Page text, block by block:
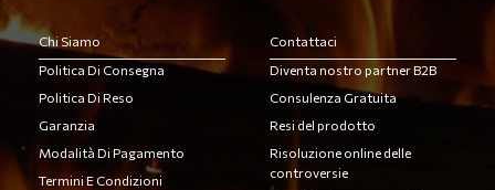
Chi Siamo
Politica Di Consegna
Politica Di Reso
Garanzia
Modalità Di Pagamento
Termini E Condizioni
Contattaci
Diventa nostro partner B2B
Consulenza Gratuita
Resi del prodotto
Risoluzione online delle
controversie